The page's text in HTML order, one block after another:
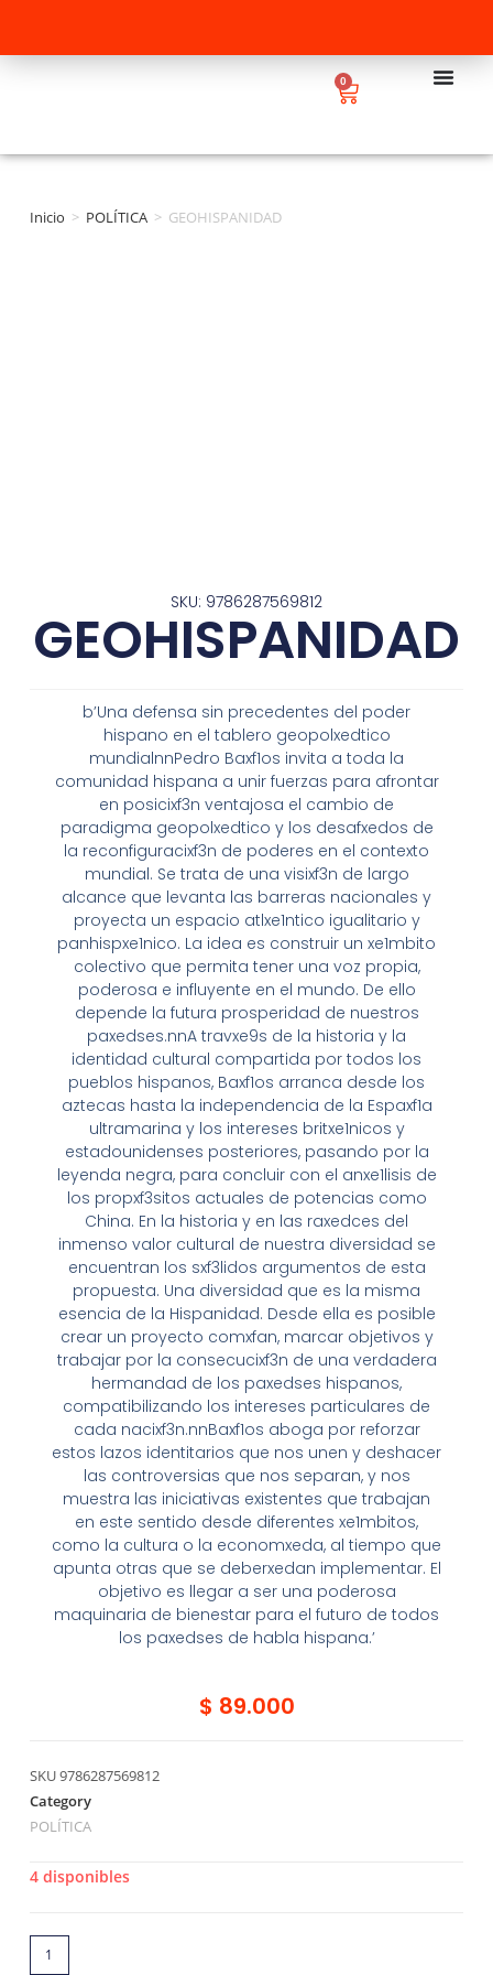
0
Inicio > POLÍTICA > GEOHISPANIDAD
SKU: 9786287569812
GEOHISPANIDAD
b’Una defensa sin precedentes del poder
hispano en el tablero geopolxedtico
mundialnnPedro Baxf1os invita a toda la
comunidad hispana a unir fuerzas para afrontar
en posicixf3n ventajosa el cambio de
paradigma geopolxedtico y los desafxedos de
la reconfiguracixf3n de poderes en el contexto
mundial. Se trata de una visixf3n de largo
alcance que levanta las barreras nacionales y
proyecta un espacio atlxe1ntico igualitario y
panhispxe1nico. La idea es construir un xe1mbito
colectivo que permita tener una voz propia,
poderosa e influyente en el mundo. De ello
depende la futura prosperidad de nuestros
paxedses.nnA travxe9s de la historia y la
identidad cultural compartida por todos los
pueblos hispanos, Baxf1os arranca desde los
aztecas hasta la independencia de la Espaxf1a
ultramarina y los intereses britxe1nicos y
estadounidenses posteriores, pasando por la
leyenda negra, para concluir con el anxe1lisis de
los propxf3sitos actuales de potencias como
China. En la historia y en las raxedces del
inmenso valor cultural de nuestra diversidad se
encuentran los sxf3lidos argumentos de esta
propuesta. Una diversidad que es la misma
esencia de la Hispanidad. Desde ella es posible
crear un proyecto comxfan, marcar objetivos y
trabajar por la consecucixf3n de una verdadera
hermandad de los paxedses hispanos,
compatibilizando los intereses particulares de
cada nacixf3n.nnBaxf1os aboga por reforzar
estos lazos identitarios que nos unen y deshacer
las controversias que nos separan, y nos
muestra las iniciativas existentes que trabajan
en este sentido desde diferentes xe1mbitos,
como la cultura o la economxeda, al tiempo que
apunta otras que se deberxedan implementar. El
objetivo es llegar a ser una poderosa
maquinaria de bienestar para el futuro de todos
los paxedses de habla hispana.’
$ 89.000
SKU9786287569812
Category
POLÍTICA
4 disponibles